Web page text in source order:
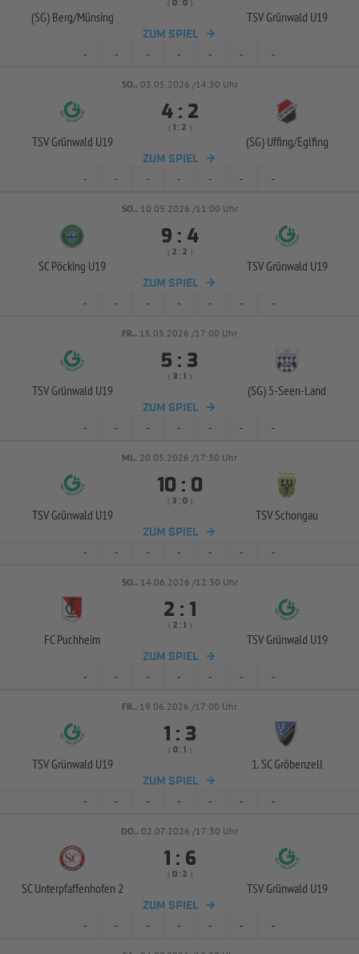
(SG) Berg/Münsing
( :  )
TSV Grünwald U19
ZUM SPIEL
- - - - - - -
SO.. 03.05.2026 /14:30 Uhr
TSV Grünwald U19
 : 
(  :  )
(SG) Uffing/Eglfing
ZUM SPIEL
- - - - - - -
SO.. 10.05.2026 /11:00 Uhr
SC Pöcking U19
 : 
(  :  )
TSV Grünwald U19
ZUM SPIEL
- - - - - - -
FR.. 15.05.2026 /17:00 Uhr
TSV Grünwald U19
 : 
(  :  )
(SG) 5-Seen-Land
ZUM SPIEL
- - - - - - -
MI.. 20.05.2026 /17:30 Uhr
TSV Grünwald U19
 : 
(  :  )
TSV Schongau
ZUM SPIEL
- - - - - - -
SO.. 14.06.2026 /12:30 Uhr
FC Puchheim
 : 
(  :  )
TSV Grünwald U19
ZUM SPIEL
- - - - - - -
FR.. 19.06.2026 /17:00 Uhr
TSV Grünwald U19
 : 
( :  )
1. SC Gröbenzell
ZUM SPIEL
- - - - - - -
DO.. 02.07.2026 /17:30 Uhr
SC Unterpfaffenhofen 2
 : 
( :  )
TSV Grünwald U19
ZUM SPIEL
- - - - - - -